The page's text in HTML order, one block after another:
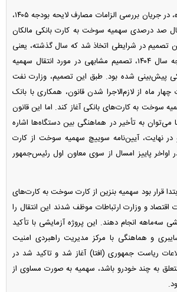
روز دوشنبه ۲۷ بهمن ماه، در جریان بررسی الزامات مصارف لایحه بودجه ۱۴۰۵،
صد درصدی سهمیه سوخت به کارت بانکی مالکان
تصمیم در شرایطی اتخاذ شد که سال گذشته، یعنی
در روز‌های تصویب بودجه سال ۱۴۰۴، تصمیم مشابهی در مورد انتقال سهمیه
پیش‌بینی شده بود. طبق این تصمیم، وزارت نفت
ماه از لازم‌الاجرا شدن قانون، همکاری با بانک
سوخت به کارت‌های بانکی آغاز کند. اما این قانون
می‌توان به تأخیر در هماهنگی بین دستگاه‌ها اشاره
در نهایت، آیین‌نامه سوییچ سهمیه سوخت از کارت
پاییز امسال از سوی معاون اول رئیس‌جمهور
قرار بود سهمیه بنزین از کارت سوخت به کارت‌های
اقتصاد و وزارت ارتباطات موظف شدند این انتقال را
سه‌ماهه انجام دهند. این پروژه آزمایشی با تأکید
و هماهنگی با مرکز مدیریت راهبردی امنیت
ریاست جمهوری (افتا) آغاز شد و تاکید شد در
به چند خودرو باشد، سهمیه به صورت مساوی از